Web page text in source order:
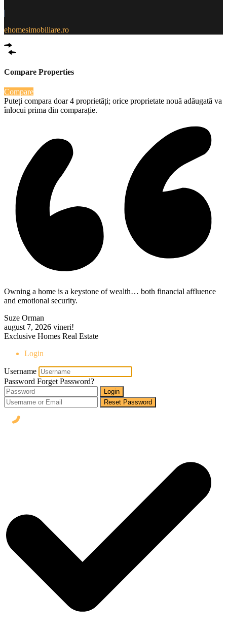
|
ehomesimobiliare.ro
Compare Properties
Compare
Puteți compara doar 4 proprietăți; orice proprietate nouă adăugată va
înlocui prima din comparație.
Owning a home is a keystone of wealth… both financial affluence
and emotional security.
Suze Orman
august 7, 2026 vineri!
Exclusive Homes Real Estate
Login
Username
Password Forget Password?
Login
Reset Password